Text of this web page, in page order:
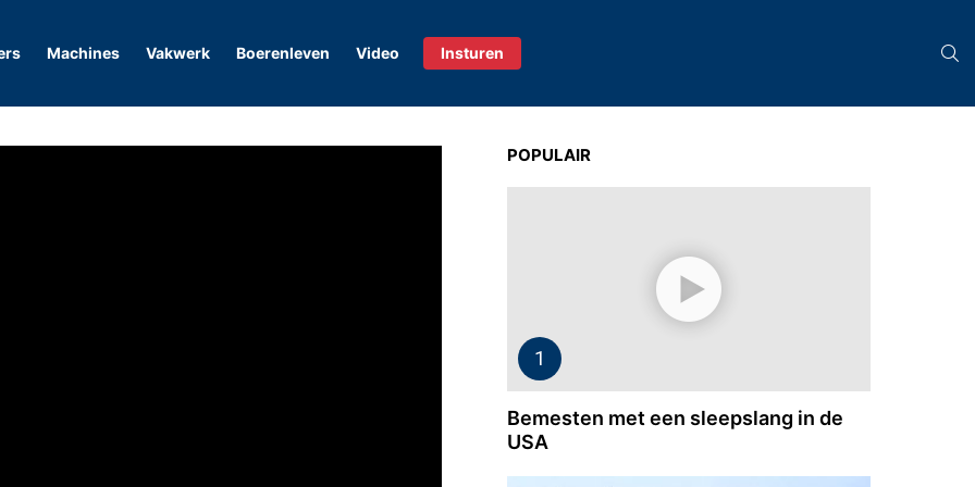
Machines Vakwerk Boerenleven Video Insturen
POPULAIR
Bemesten met een sleepslang in de
USA